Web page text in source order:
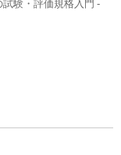
験・評価規格入門 ‐